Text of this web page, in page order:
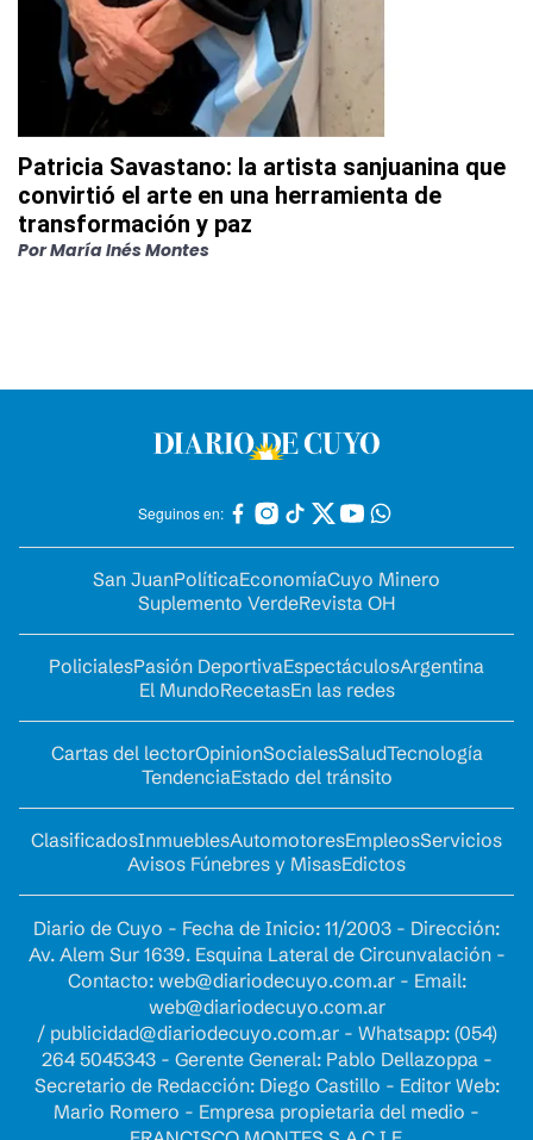
Patricia Savastano: la artista sanjuanina que
convirtió el arte en una herramienta de
transformación y paz
PorMaría Inés Montes
Seguinos en:
San JuanPolíticaEconomíaCuyo Minero
Suplemento VerdeRevista OH
PolicialesPasión DeportivaEspectáculosArgentina
El MundoRecetasEn las redes
Cartas del lectorOpinionSocialesSaludTecnología
TendenciaEstado del tránsito
ClasificadosInmueblesAutomotoresEmpleosServicios
Avisos Fúnebres y MisasEdictos
Diario de Cuyo - Fecha de Inicio: 11/2003 - Dirección:
Av. Alem Sur 1639. Esquina Lateral de Circunvalación -
Contacto: web@diariodecuyo.com.ar- Email:
web@diariodecuyo.com.ar
/ publicidad@diariodecuyo.com.ar- Whatsapp: (054)
264 5045343 - Gerente General: Pablo Dellazoppa -
Secretario de Redacción: Diego Castillo - Editor Web:
Mario Romero - Empresa propietaria del medio -